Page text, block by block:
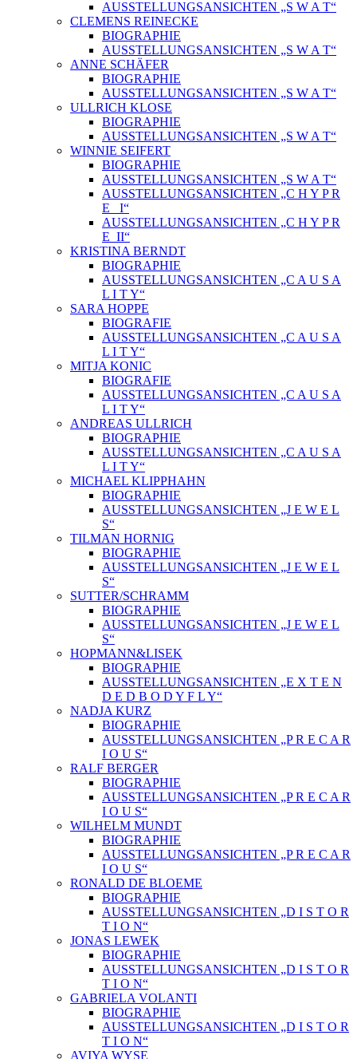
AUSSTELLUNGSANSICHTEN „S W A T“
CLEMENS REINECKE
BIOGRAPHIE
AUSSTELLUNGSANSICHTEN „S W A T“
ANNE SCHÄFER
BIOGRAPHIE
AUSSTELLUNGSANSICHTEN „S W A T“
ULLRICH KLOSE
BIOGRAPHIE
AUSSTELLUNGSANSICHTEN „S W A T“
WINNIE SEIFERT
BIOGRAPHIE
AUSSTELLUNGSANSICHTEN „S W A T“
AUSSTELLUNGSANSICHTEN „C H Y P R
E_ I“
AUSSTELLUNGSANSICHTEN „C H Y P R
E_II“
KRISTINA BERNDT
BIOGRAPHIE
AUSSTELLUNGSANSICHTEN „C A U S A
L I T Y“
SARA HOPPE
BIOGRAFIE
AUSSTELLUNGSANSICHTEN „C A U S A
L I T Y“
MITJA KONIC
BIOGRAFIE
AUSSTELLUNGSANSICHTEN „C A U S A
L I T Y“
ANDREAS ULLRICH
BIOGRAPHIE
AUSSTELLUNGSANSICHTEN „C A U S A
L I T Y“
MICHAEL KLIPPHAHN
BIOGRAPHIE
AUSSTELLUNGSANSICHTEN „J E W E L
S“
TILMAN HORNIG
BIOGRAPHIE
AUSSTELLUNGSANSICHTEN „J E W E L
S“
SUTTER/SCHRAMM
BIOGRAPHIE
AUSSTELLUNGSANSICHTEN „J E W E L
S“
HOPMANN&LISEK
BIOGRAPHIE
AUSSTELLUNGSANSICHTEN „E X T E N
D E D B O D Y F L Y“
NADJA KURZ
BIOGRAPHIE
AUSSTELLUNGSANSICHTEN „P R E C A R
I O U S“
RALF BERGER
BIOGRAPHIE
AUSSTELLUNGSANSICHTEN „P R E C A R
I O U S“
WILHELM MUNDT
BIOGRAPHIE
AUSSTELLUNGSANSICHTEN „P R E C A R
I O U S“
RONALD DE BLOEME
BIOGRAPHIE
AUSSTELLUNGSANSICHTEN „D I S T O R
T I O N“
JONAS LEWEK
BIOGRAPHIE
AUSSTELLUNGSANSICHTEN „D I S T O R
T I O N“
GABRIELA VOLANTI
BIOGRAPHIE
AUSSTELLUNGSANSICHTEN „D I S T O R
T I O N“
AVIYA WYSE